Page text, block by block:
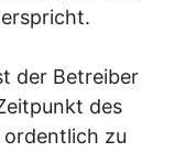
der Betreiber
des
zu